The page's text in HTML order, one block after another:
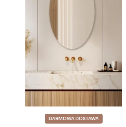
DARMOWA DOSTAWA